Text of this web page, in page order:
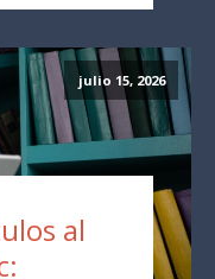
julio 15, 2026
al